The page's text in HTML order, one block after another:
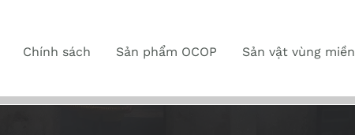
Chính sách Sản phẩm OCOP Sản vật vùng miền